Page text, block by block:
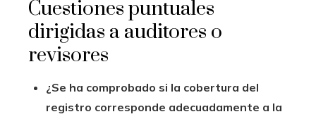
Cuestiones puntuales
dirigidas a auditores o
revisores
¿Se ha comprobado si la cobertura del
registro corresponde adecuadamente a la